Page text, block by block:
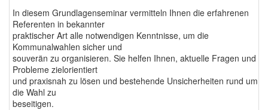
In diesem Grundlagenseminar vermitteln Ihnen die erfahrenen
Referenten in bekannter
praktischer Art alle notwendigen Kenntnisse, um die
Kommunalwahlen sicher und
souverän zu organisieren. Sie helfen Ihnen, aktuelle Fragen und
Probleme zielorientiert
und praxisnah zu lösen und bestehende Unsicherheiten rund um
die Wahl zu
beseitigen.